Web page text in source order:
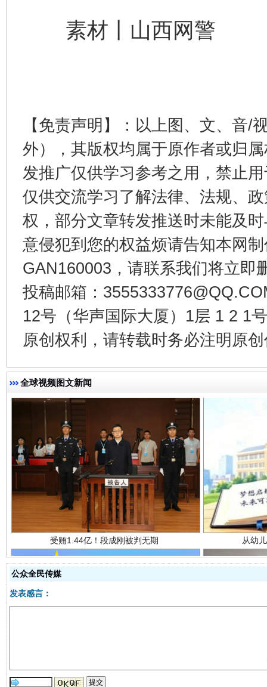
素材丨山西网警
【免责声明】：以上图、文、音/
外），其版权均属于原作者或归
发推广仅供学习参考之用，禁止
仅供交流学习了解法律、法规、
权，部分文章转发推送时未能及
意侵犯到您的权益烦请告知本网
GAN160003，请联系我们将立即
投稿邮箱：
12号（华声国际大厦）1层 1 2 1
原创权利，请转载时务必注明原
全球视频图文新闻
千年窑火 生生不息 一
揭开“小金库”的免责幌子
受贿1.44亿！段成刚被判无期 从幼
全民健身五年计划来了！等你上场
公众全民传媒
发表感言：